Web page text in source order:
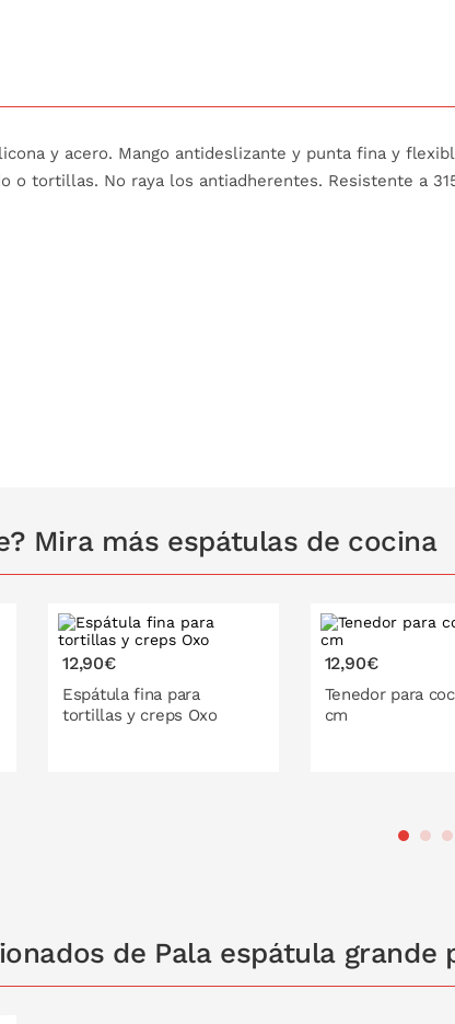
y acero. Mango antideslizante y punta fina y
o tortillas. No raya los antiadherentes. Resistente a
Mira más espátulas de cocina
12,90€
Espátula fina para
tortillas y creps Oxo
12,90€
Tenedor para
cm
de Pala espátula grande